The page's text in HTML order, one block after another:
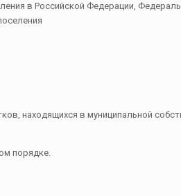
в Российской Федерации,
находящихся в муниципальной
порядке.